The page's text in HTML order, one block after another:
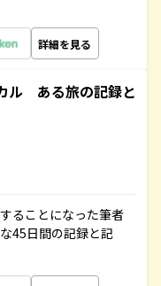
詳細を見る
ル ある旅の記録と
ることになった筆者
45日間の記録と記